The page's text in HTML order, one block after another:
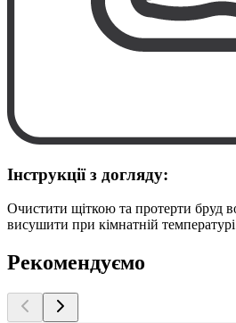
Інструкції з догляду:
Очистити щіткою та протерти бруд
висушити при кімнатній
Рекомендуємо